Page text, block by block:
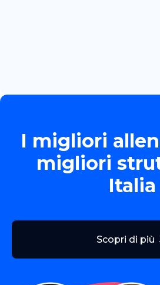
I migliori
migliori
Italia
Scopri di più